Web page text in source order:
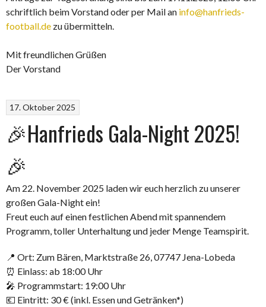
schriftlich beim Vorstand oder per Mail an info@hanfrieds-
football.de zu übermitteln.
Mit freundlichen Grüßen
Der Vorstand
17. Oktober 2025
🎉Hanfrieds Gala-Night 2025!
🎉
Am 22. November 2025 laden wir euch herzlich zu unserer
großen Gala-Night ein!
Freut euch auf einen festlichen Abend mit spannendem
Programm, toller Unterhaltung und jeder Menge Teamspirit.
📍 Ort: Zum Bären, Marktstraße 26, 07747 Jena-Lobeda
⏰ Einlass: ab 18:00 Uhr
🎤 Programmstart: 19:00 Uhr
💶 Eintritt: 30 € (inkl. Essen und Getränken*)